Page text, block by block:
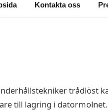
Kontakta oss
trådlöst
till lagring i